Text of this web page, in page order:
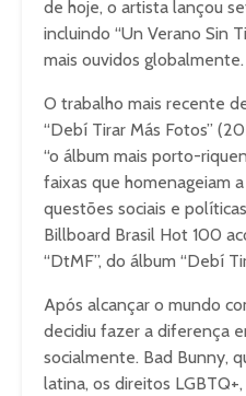
de hoje, o artista lançou
incluindo “Un Verano Sin
mais ouvidos globalmente.
O trabalho mais recente
“Debí Tirar Más Fotos”
“o álbum mais porto-
faixas que homenageiam
questões sociais e
Billboard Brasil Hot 100
“DtMF”, do álbum “Debí
Após alcançar o mundo
decidiu fazer a diferença
socialmente. Bad Bunny,
latina, os direitos